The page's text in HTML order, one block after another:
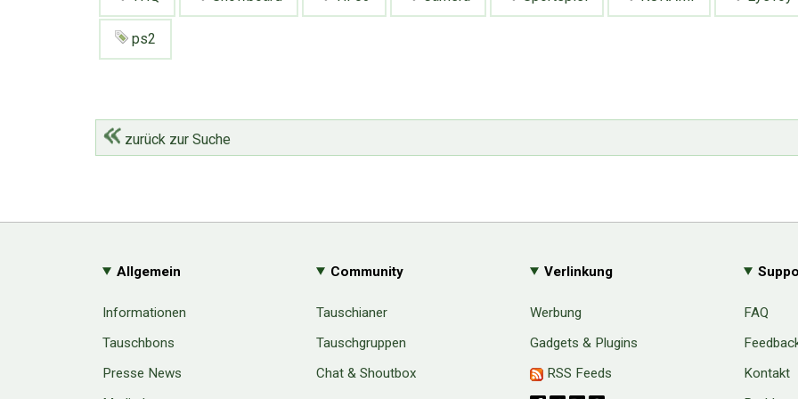
ps2
zurück zur Suche
Allgemein
Informationen
Tauschbons
Presse News
Community
Tauschianer
Tauschgruppen
Chat & Shoutbox
Verlinkung
Werbung
Gadgets & Plugins
RSS Feeds
FAQ
Kontakt